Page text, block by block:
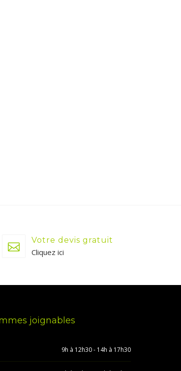
Votre devis gratuit
Cliquez ici
joignables
9h à 12h30 - 14h à 17h30